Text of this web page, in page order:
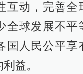
互动，完善全
全球发展不平
国人民公平享
益。